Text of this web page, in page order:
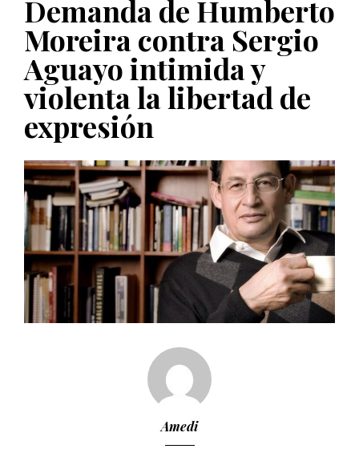
PUBLICADO EL 5 ENERO, 2023
Demanda de Humberto
Moreira contra Sergio
Aguayo intimida y
violenta la libertad de
expresión
Amedi